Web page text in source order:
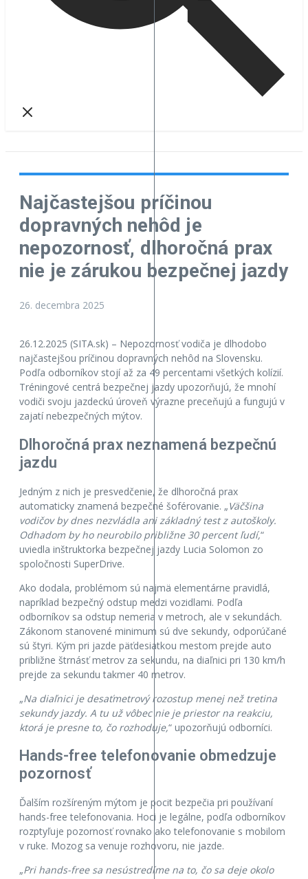
Najčastejšou príčinou
dopravných nehôd je
nepozornosť, dlhoročná prax
nie je zárukou bezpečnej jazdy
26. decembra 2025
26.12.2025 (SITA.sk) – Nepozornosť vodiča je dlhodobo
najčastejšou príčinou dopravných nehôd na Slovensku.
Podľa odborníkov stojí až za 49 percentami všetkých kolízií.
Tréningové centrá bezpečnej jazdy upozorňujú, že mnohí
vodiči svoju jazdeckú úroveň výrazne preceňujú a fungujú v
zajatí nebezpečných mýtov.
Dlhoročná prax neznamená bezpečnú
jazdu
Jedným z nich je presvedčenie, že dlhoročná prax
automaticky znamená bezpečné šoférovanie. „Väčšina
vodičov by dnes nezvládla ani základný test z autoškoly.
Odhadom by ho neurobilo približne 30 percent ľudí,“
uviedla inštruktorka bezpečnej jazdy Lucia Solomon zo
spoločnosti SuperDrive.
Ako dodala, problémom sú najmä elementárne pravidlá,
napríklad bezpečný odstup medzi vozidlami. Podľa
odborníkov sa odstup nemeria v metroch, ale v sekundách.
Zákonom stanovené minimum sú dve sekundy, odporúčané
sú štyri. Kým pri jazde päťdesiatkou mestom prejde auto
približne štrnásť metrov za sekundu, na diaľnici pri 130 km/h
prejde za sekundu takmer 40 metrov.
„Na diaľnici je desaťmetrový rozostup menej než tretina
sekundy jazdy. A tu už vôbec nie je priestor na reakciu,
ktorá je presne to, čo rozhoduje,“ upozorňujú odborníci.
Hands-free telefonovanie obmedzuje
pozornosť
Ďalším rozšíreným mýtom je pocit bezpečia pri používaní
hands-free telefonovania. Hoci je legálne, podľa odborníkov
rozptyľuje pozornosť rovnako ako telefonovanie s mobilom
v ruke. Mozog sa venuje rozhovoru, nie jazde.
„Pri hands-free sa nesústredíme na to, čo sa deje okolo